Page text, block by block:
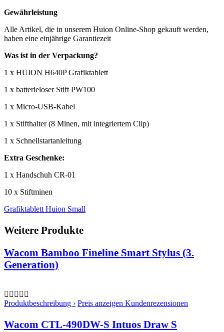
Gewährleistung
Alle Artikel, die in unserem Huion Online-Shop gekauft werden,
haben eine einjährige Garantiezeit
Was ist in der Verpackung?
1 x HUION H640P Grafiktablett
1 x batterieloser Stift PW100
1 x Micro-USB-Kabel
1 x Stifthalter (8 Minen, mit integriertem Clip)
1 x Schnellstartanleitung
Extra Geschenke:
1 x Handschuh CR-01
10 x Stiftminen
Grafiktablett Huion Small
Weitere Produkte
Wacom Bamboo Fineline Smart Stylus (3.
Generation)
Produktbeschreibung › Preis anzeigen Kundenrezensionen
Wacom CTL-490DW-S Intuos Draw S